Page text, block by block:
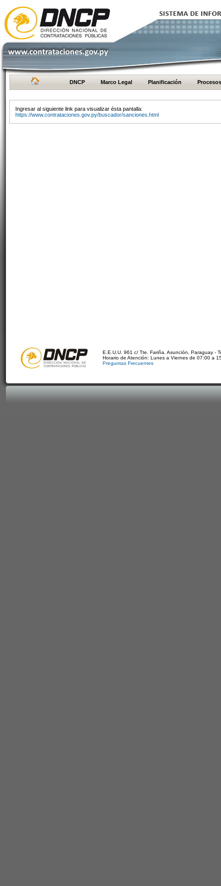
DNCP Marco Legal Planificación Procesos
Ingresar al siguiente link para visualizar ésta pantalla:
https://www.contrataciones.gov.py/buscador/sanciones.html
E.E.U.U. 961 c/ Tte. Fariña. Asunción, Paraguay -
Horario de Atención: Lunes a Viernes de 07:00 a
Preguntas Frecuentes